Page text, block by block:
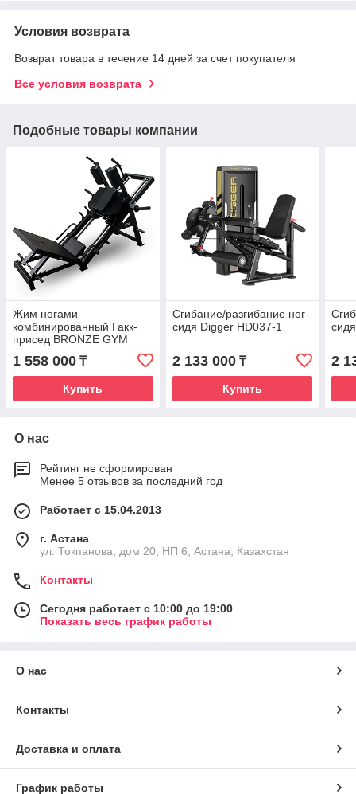
Условия возврата
Возврат товара в течение 14 дней за счет покупателя
Все условия возврата
Подобные товары компании
Жим ногами
комбинированный Гакк-
присед BRONZE GYM
PARTNER BGR-817
1 558 000 ₸
Купить
Сгибание/разгибание ног
сидя Digger HD037-1
2 133 000₸
Купить
2
О нас
Рейтинг не сформирован
Менее 5 отзывов за последний год
Работает с 15.04.2013
г. Астана
ул. Токпанова, дом 20, НП 6, Астана, Казахстан
Контакты
Сегодня работает с 10:00 до 19:00
Показать весь график работы
О нас
Контакты
Доставка и оплата
График работы